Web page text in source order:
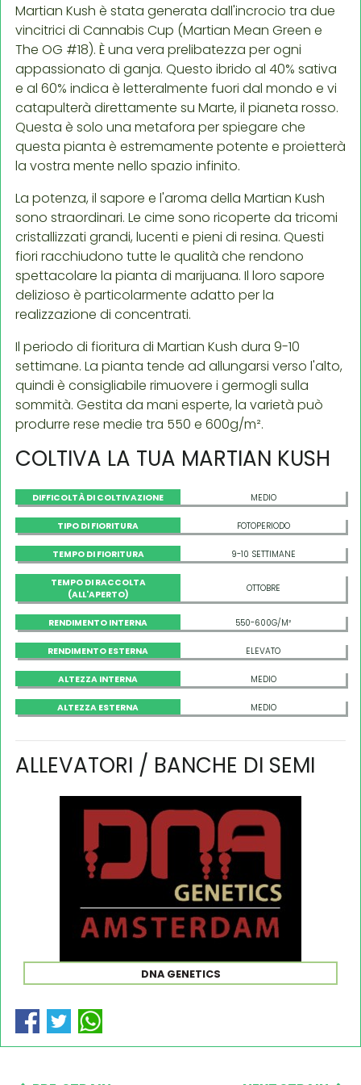
Martian Kush è stata generata dall'incrocio tra due
vincitrici di Cannabis Cup (Martian Mean Green e
The OG #18). È una vera prelibatezza per ogni
appassionato di ganja. Questo ibrido al 40% sativa
e al 60% indica è letteralmente fuori dal mondo e vi
catapulterà direttamente su Marte, il pianeta rosso.
Questa è solo una metafora per spiegare che
questa pianta è estremamente potente e proietterà
la vostra mente nello spazio infinito.
La potenza, il sapore e l'aroma della Martian Kush
sono straordinari. Le cime sono ricoperte da tricomi
cristallizzati grandi, lucenti e pieni di resina. Questi
fiori racchiudono tutte le qualità che rendono
spettacolare la pianta di marijuana. Il loro sapore
delizioso è particolarmente adatto per la
realizzazione di concentrati.
Il periodo di fioritura di Martian Kush dura 9-10
settimane. La pianta tende ad allungarsi verso l'alto,
quindi è consigliabile rimuovere i germogli sulla
sommità. Gestita da mani esperte, la varietà può
produrre rese medie tra 550 e 600g/m².
COLTIVA LA TUA MARTIAN KUSH
DIFFICOLTÀ DI COLTIVAZIONE MEDIO
TIPO DI FIORITURA FOTOPERIODO
TEMPO DI FIORITURA 9-10 SETTIMANE
TEMPO DI RACCOLTA
(ALL'APERTO)
OTTOBRE
RENDIMENTO INTERNA 550-600G/M²
RENDIMENTO ESTERNA ELEVATO
ALTEZZA INTERNA MEDIO
ALTEZZA ESTERNA MEDIO
ALLEVATORI / BANCHE DI SEMI
DNA GENETICS